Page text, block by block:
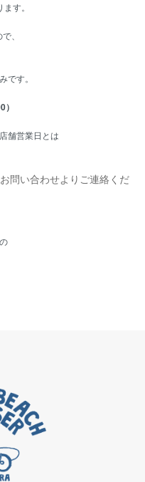
す。
、
です。
舗営業日とは
問い合わせよりご連絡くだ